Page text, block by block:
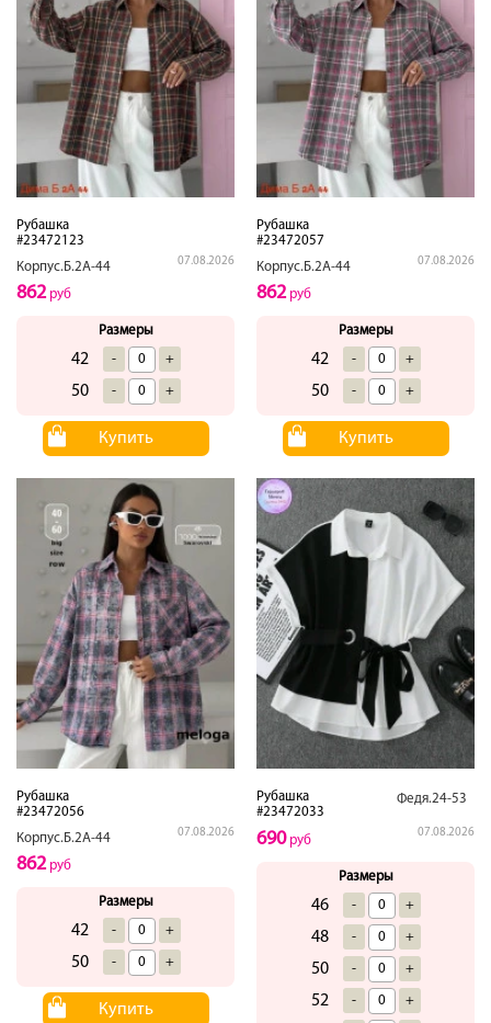
Рубашка
#23472123
Корпус.Б.2А-44
07.08.2026
862руб
Размеры
42 - +
50 - +
Купить
Рубашка
#23472057
Корпус.Б.2А-44
07.08.2026
862руб
Размеры
42 - +
50 - +
Купить
Рубашка
#23472056
Корпус.Б.2А-44
07.08.2026
862руб
Размеры
42 - +
50 - +
Купить
Рубашка
#23472033
Федя.24-53
07.08.2026
690руб
Размеры
46 - +
48 - +
50 - +
52 - +